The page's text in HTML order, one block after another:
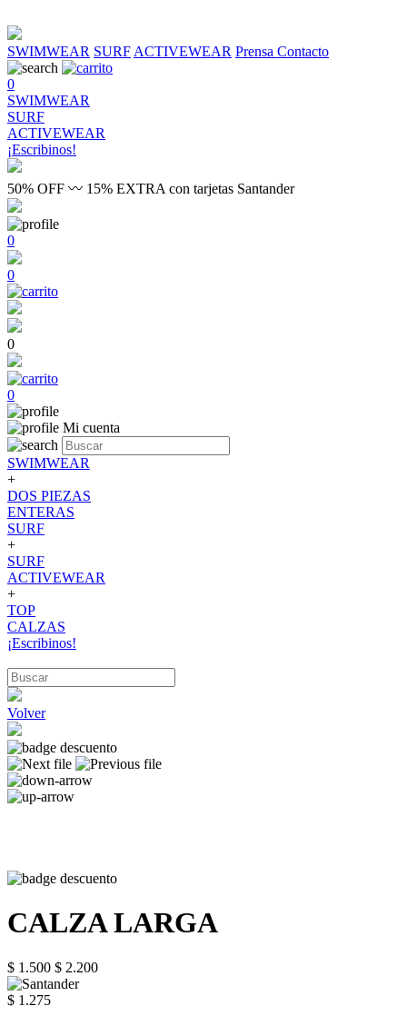
SWIMWEAR SURF ACTIVEWEAR Prensa Contacto
0
SWIMWEAR
SURF
ACTIVEWEAR
¡Escribinos!
50% OFF 〰 15% EXTRA con tarjetas Santander
0
0
0
0
Mi cuenta
SWIMWEAR
+
DOS PIEZAS
ENTERAS
SURF
+
SURF
ACTIVEWEAR
+
TOP
CALZAS
¡Escribinos!
Volver
CALZA LARGA
$ 1.500 $ 2.200
$ 1.275